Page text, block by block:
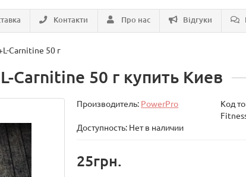
Контакти Про нас Відгуки
Carnitine 50 г
Carnitine 50 г купить Киев
Производитель: PowerPro Код
Доступность: Нет в наличии
25грн.